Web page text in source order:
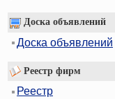
Доска объявлений
Доска объявлений
Реестр фирм
Реестр